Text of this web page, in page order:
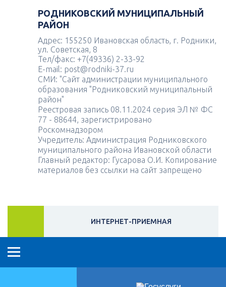
РОДНИКОВСКИЙ МУНИЦИПАЛЬНЫЙ
РАЙОН
Адрес: 155250 Ивановская область, г. Родники,
ул. Советская, 8
Тел/факс: +7(49336) 2-33-92
E-mail: post@rodniki-37.ru
СМИ: "Сайт администрации муниципального
образования "Родниковский муниципальный
район"
Реестровая запись 08.11.2024 серия ЭЛ № ФС
77 - 88644, зарегистрировано
Роскомнадзором
Учредитель: Администрация Родниковского
муниципального района Ивановской области
Главный редактор: Гусарова О.И. Копирование
материалов без ссылки на сайт запрещено
ИНТЕРНЕТ-ПРИЕМНАЯ